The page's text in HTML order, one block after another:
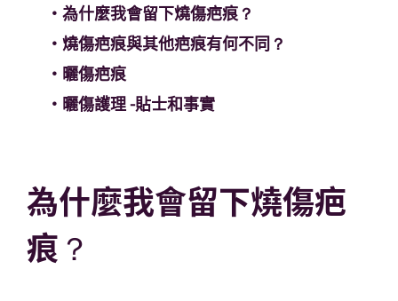
為什麼我會留下燒傷疤痕？
燒傷疤痕與其他疤痕有何不同？
曬傷疤痕
曬傷護理 -貼士和事實
為什麼我會留下燒傷疤
痕？